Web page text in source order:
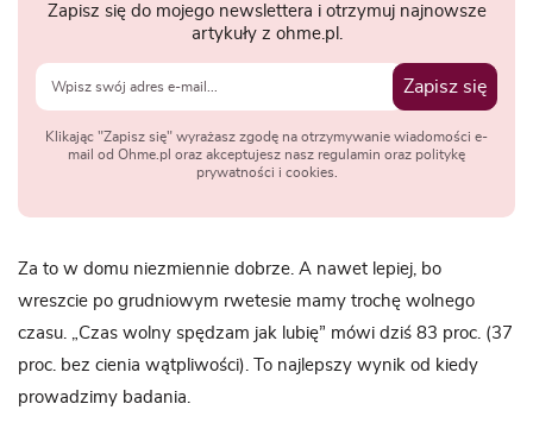
Zapisz się do mojego newslettera i otrzymuj najnowsze
artykuły z ohme.pl.
Zapisz się
Klikając "Zapisz się" wyrażasz zgodę na otrzymywanie wiadomości e-
mail od Ohme.pl oraz akceptujesz nasz regulamin oraz politykę
prywatności i cookies.
Za to w domu niezmiennie dobrze. A nawet lepiej, bo
wreszcie po grudniowym rwetesie mamy trochę wolnego
czasu. „Czas wolny spędzam jak lubię” mówi dziś 83 proc. (37
proc. bez cienia wątpliwości). To najlepszy wynik od kiedy
prowadzimy badania.